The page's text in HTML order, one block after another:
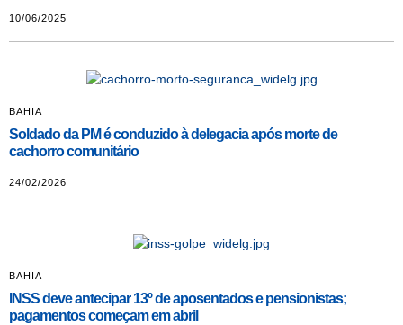
10/06/2025
BAHIA
Soldado da PM é conduzido à delegacia após morte de
cachorro comunitário
24/02/2026
BAHIA
INSS deve antecipar 13º de aposentados e pensionistas;
pagamentos começam em abril